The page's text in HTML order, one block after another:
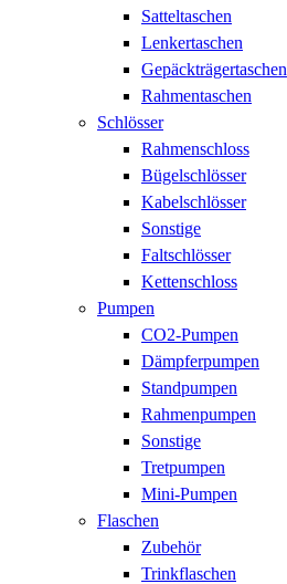
Satteltaschen
Lenkertaschen
Gepäckträgertaschen
Rahmentaschen
Schlösser
Rahmenschloss
Bügelschlösser
Kabelschlösser
Sonstige
Faltschlösser
Kettenschloss
Pumpen
CO2-Pumpen
Dämpferpumpen
Standpumpen
Rahmenpumpen
Sonstige
Tretpumpen
Mini-Pumpen
Flaschen
Zubehör
Trinkflaschen